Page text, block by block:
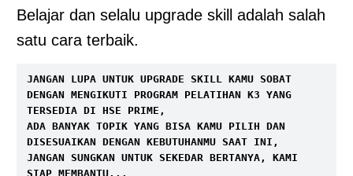
Belajar dan selalu upgrade skill adalah salah
satu cara terbaik.
JANGAN LUPA UNTUK UPGRADE SKILL KAMU SOBAT
DENGAN MENGIKUTI PROGRAM PELATIHAN K3 YANG
TERSEDIA DI HSE PRIME,
ADA BANYAK TOPIK YANG BISA KAMU PILIH DAN
DISESUAIKAN DENGAN KEBUTUHANMU SAAT INI,
JANGAN SUNGKAN UNTUK SEKEDAR BERTANYA, KAMI
SIAP MEMBANTU...